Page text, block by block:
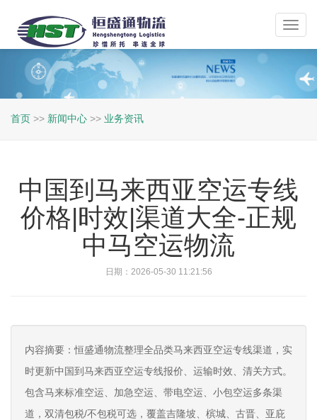
首页 >> 新闻中心 >> 业务资讯
中国到马来西亚空运专线
价格|时效|渠道大全-正规
中马空运物流
日期：2026-05-30 11:21:56
内容摘要：恒盛通物流整理全品类马来西亚空运专线渠道，实
时更新中国到马来西亚空运专线报价、运输时效、清关方式。
包含马来标准空运、加急空运、带电空运、小包空运多条渠
道，双清包税/不包税可选，覆盖吉隆坡、槟城、古晋、亚庇